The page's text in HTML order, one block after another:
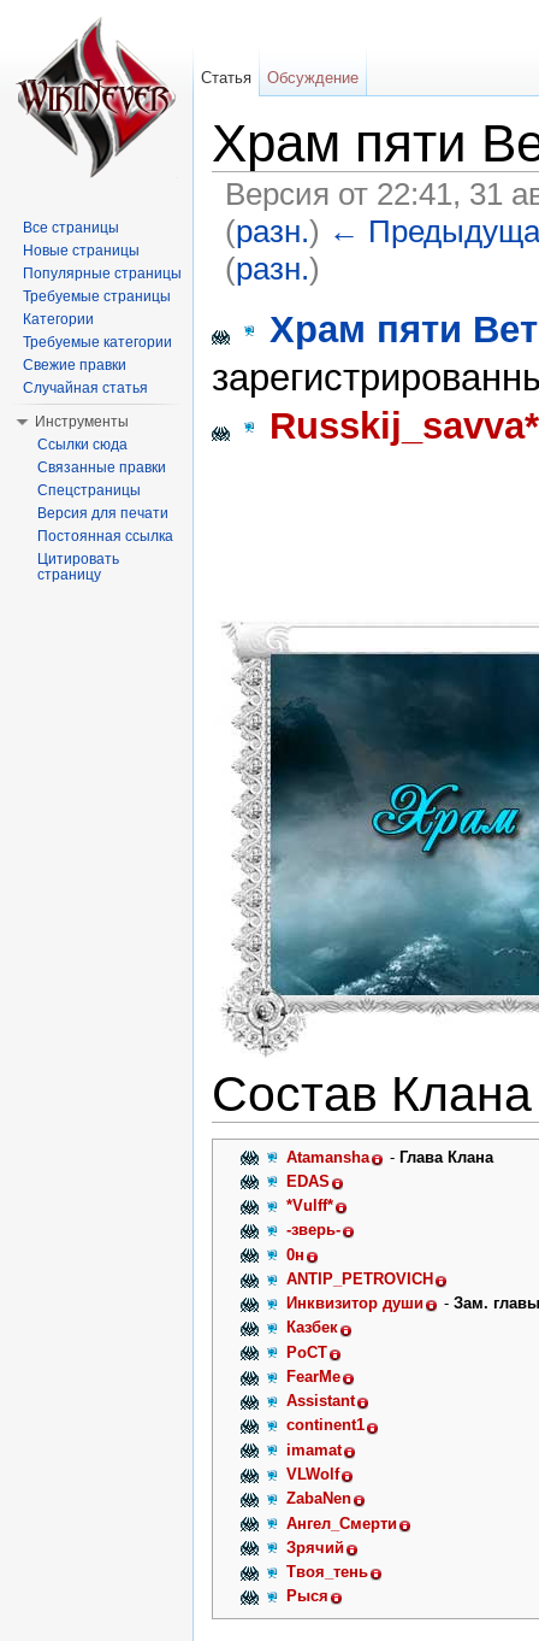
Храм пяти
Версия от 22:41, 31
(разн.) ←
(разн.)
Храм пяти
Russkij_savva*
Состав Клана
Atamansha -Глава Клана
EDAS
*Vulff*
-зверь-
0н
ANTIP_PETROVICH
Инквизитор души
-Зам.
Казбек
РоСТ
FearMe
Assistant
continent1
imamat
VLWolf
ZabaNen
Ангел_Смерти
Зрячий
Твоя_тень
Рыся
Статья Обсуждение
Все страницы
Новые страницы
Популярные страницы
Требуемые страницы
Категории
Требуемые категории
Свежие правки
Случайная статья
Инструменты
Ссылки сюда
Связанные правки
Спецстраницы
Версия для печати
Постоянная ссылка
Цитировать
страницу